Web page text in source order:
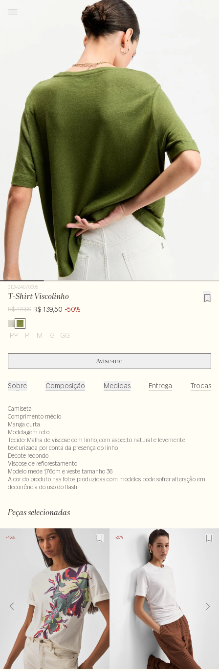
012424070005
T-Shirt Viscolinho
R$ 279,00 R$ 139,50 -50%
PP P M G GG
Avise-me
Sobre Composição Medidas Entrega Trocas
Camiseta
Comprimento médio
Manga curta
Modelagem reto
Tecido: Malha de viscose com linho, com aspecto natural e levemente
texturizada por conta da presença do linho
Decote redondo
Viscose de reflorestamento
Modelo mede 1,76cm e veste tamanho 36
A cor do produto nas fotos produzidas com modelos pode sofrer alteração em
decorrência do uso do flash
Peças selecionadas
-45% -35%